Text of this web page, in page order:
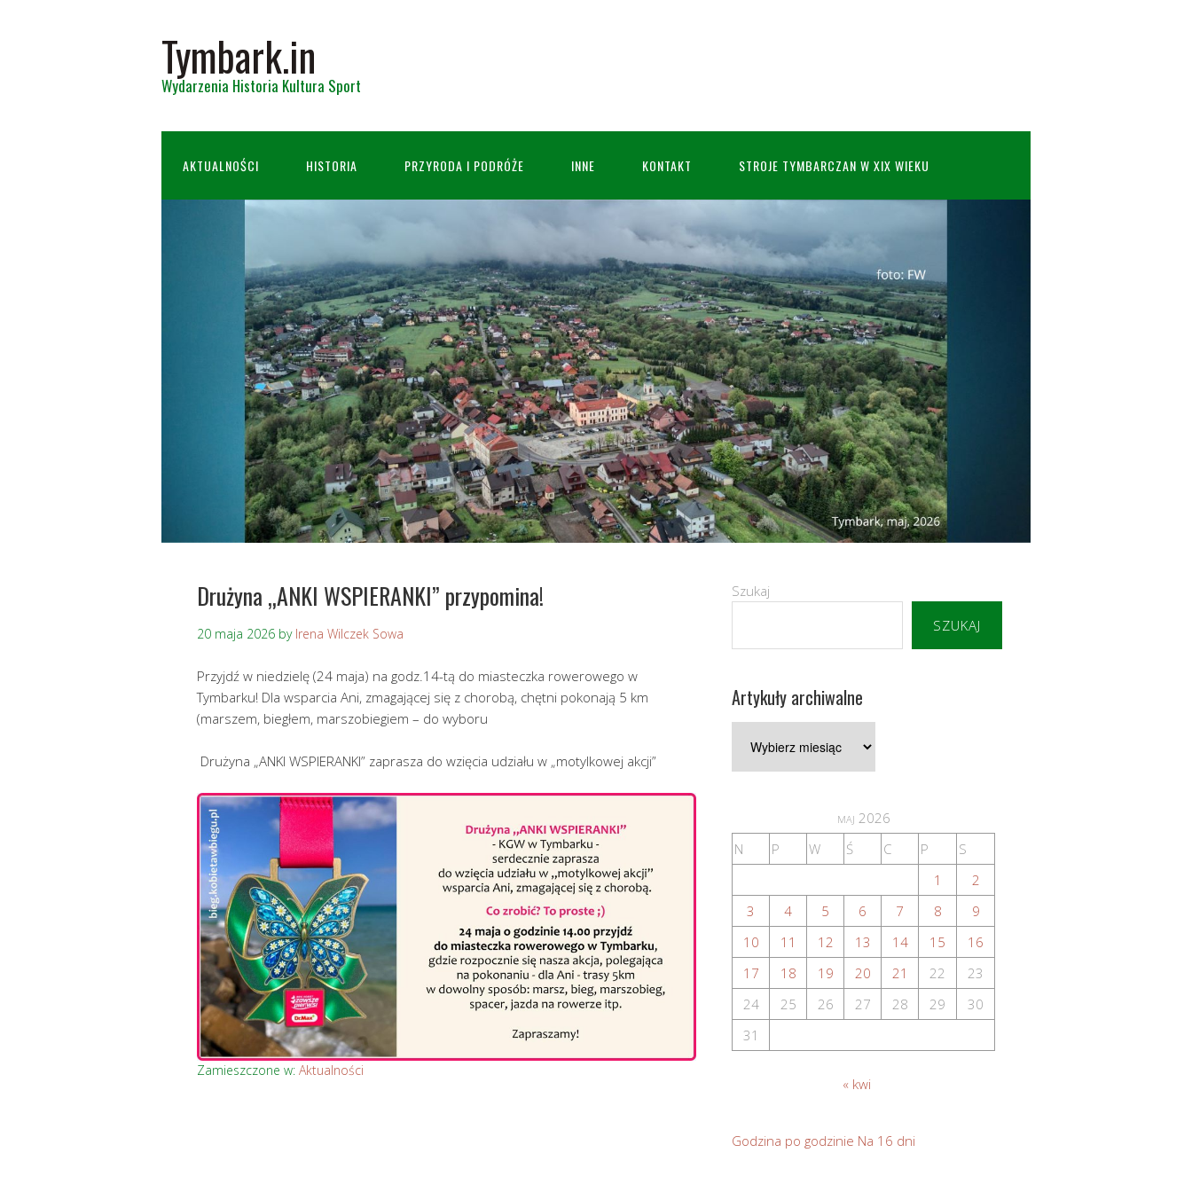
Tymbark.in
Wydarzenia Historia Kultura Sport
AKTUALNOŚCI HISTORIA PRZYRODA I PODRÓŻE INNE KONTAKT STROJE TYMBARCZAN W XIX WIEKU
Drużyna „ANKI WSPIERANKI” przypomina!
20 maja 2026 by Irena Wilczek Sowa
Przyjdź w niedzielę (24 maja) na godz.14-tą do miasteczka rowerowego w
Tymbarku! Dla wsparcia Ani, zmagającej się z chorobą, chętni pokonają 5 km
(marszem, biegłem, marszobiegiem – do wyboru
Drużyna „ANKI WSPIERANKI” zaprasza do wzięcia udziału w „motylkowej akcji”
Zamieszczone w: Aktualności
Szukaj
SZUKAJ
Artykuły archiwalne
archiwalne
maj 2026
N
P W Ś C P
S
1
2
3
4 5 6 7 8
9
10
11 12 13 14 15
16
17
18 19 20 21 22
23
24
25 26 27 28 29
30
31
« kwi
Godzina po godzinie Na 16 dni